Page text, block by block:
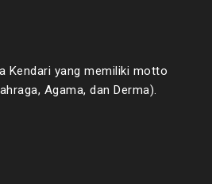
Kendari yang memiliki motto
Agama, dan Derma).